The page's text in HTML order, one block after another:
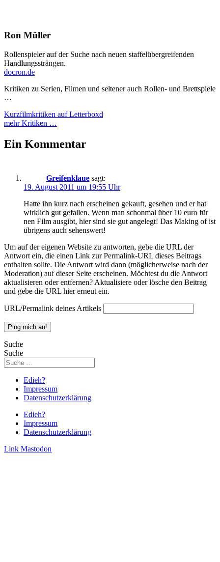
Ron Müller
Rollenspieler auf der Suche nach neuen staffelübergreifenden
Handlungssträngen.
docron.de
Kritiken zu Serien, Filmen und seltener auch Rollen- und Brettspiele
…
Kurzfilmkritiken auf Letterboxd
mehr Kritiken …
Ein Kommentar
Greifenklaue sagt:
19. August 2011 um 19:55 Uhr
Hatte ihn kurz nach erscheinen gekauft, gesehen und er hat
wirklich gut gefallen. Wenn man schonmal über 10 euro für
nen Film ausgibt, hier sind sie gut angelegt! Das Making of ist
übrigens auch sehenswert!
Um auf der eigenen Website zu antworten, gebe die URL der
Antwort ein, die einen Link zur Permalink-URL dieses Beitrags
enthalten sollte. Die Antwort wird dann (möglicherweise nach der
Moderation) auf dieser Seite erscheinen. Möchtest du die Antwort
aktualisieren oder entfernen? Aktualisiere oder lösche den Beitrag
und gebe die URL hier erneut ein.
URL/Permalink deines Artikels
Suche
Suche
Edieh?
Impressum
Datenschutzerklärung
Edieh?
Impressum
Datenschutzerklärung
Link Mastodon